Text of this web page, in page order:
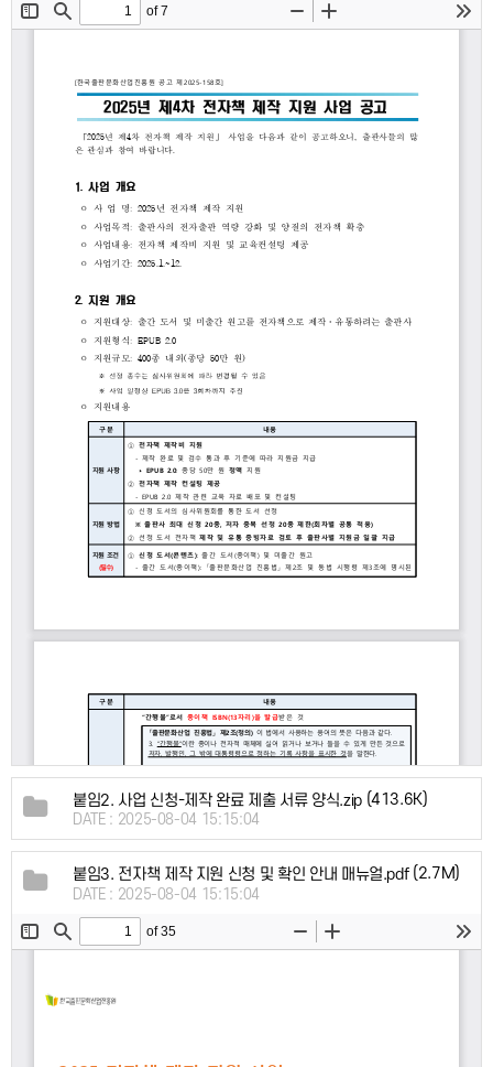
붙임2. 사업 신청-제작 완료 제출 서류 양식.zip(413.6K)
DATE : 2025-08-04 15:15:04
붙임3. 전자책 제작 지원 신청 및 확인 안내 매뉴얼.pdf(2.7M)
DATE : 2025-08-04 15:15:04